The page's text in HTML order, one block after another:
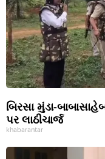
બિરસા મુંડા-
પર લાઠીચાર્જ
khabarantar